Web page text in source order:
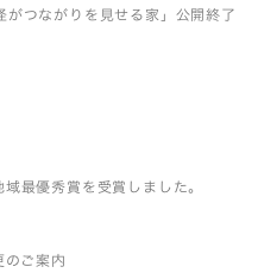
つながりを見せる家」公開終了
最優秀賞を受賞しました。
のご案内